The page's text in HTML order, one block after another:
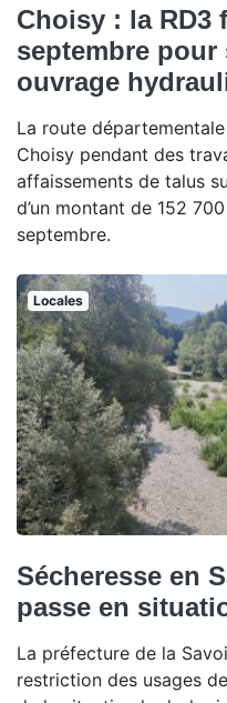
Choisy : la RD3
septembre pour
ouvrage
La route
Choisy pendant des
affaissements de talus
d’un montant de 152
septembre.
Locales
Sécheresse en
passe en
La préfecture de la
restriction des usages